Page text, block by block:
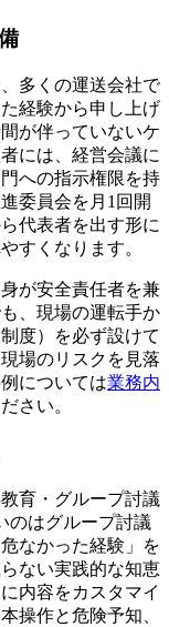
多くの運送会社で
経験から申し上げ
が伴っていないケ
には、経営会議に
への指示権限を持
委員会を月1回開
代表者を出す形に
すくなります。
が安全責任者を兼
、現場の運転手か
度）を必ず設けて
場のリスクを見落
については業務内
さい。
育・グループ討議
のはグループ討議
なかった経験」を
ない実践的な知恵
内容をカスタマイ
操作と危険予知、